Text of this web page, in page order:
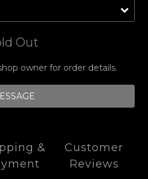
Out
owner for order details.
&
Customer
Reviews